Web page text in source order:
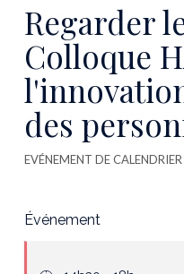
Regarder
Colloque
des
EVÉNEMENT DE CALENDRIER
Événement